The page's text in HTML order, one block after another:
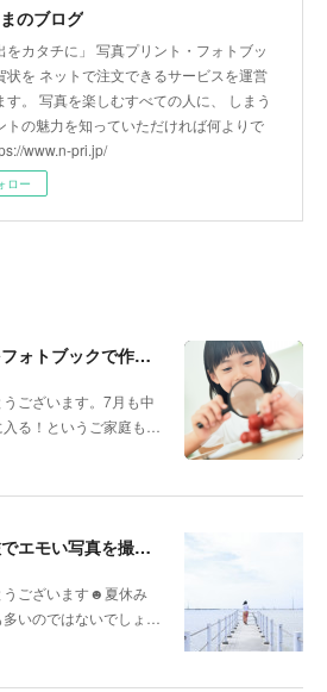
のブログ
をカタチに」 写真プリント・フォトブッ
状を ネットで注文できるサービスを運営
す。 写真を楽しむすべての人に、 しまう
トの魅力を知っていただければ何よりで
www.n-pri.jp/
ロー
「夏休みの自由研究」をフォトブックで作ろう🔎
ございます。7月も中
る！というご家庭も…
【撮影テクニック】夏旅でエモい写真を撮るポイント！
うございます☻夏休み
いのではないでしょ…